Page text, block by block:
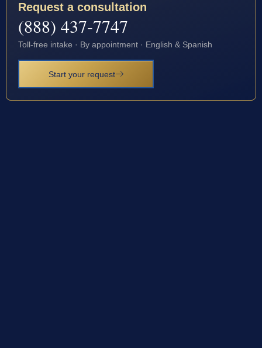
Request a consultation
(888) 437-7747
Toll-free intake · By appointment · English & Spanish
Start your request